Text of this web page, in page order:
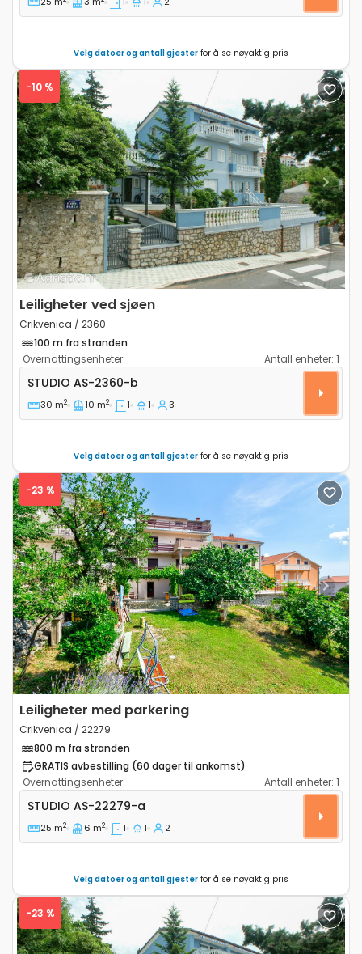
Velg datoer og antall gjester for å se nøyaktig pris
Previous Next
-10 %
Leiligheter ved sjøen
Crikvenica / 2360
100 m fra stranden
Overnattingsenheter:
Antall enheter: 1
Leilighet studio Crikvenica AS-2360-b
STUDIO AS-2360-b
30 m2 10 m2 1 1 3
Velg datoer og antall gjester for å se nøyaktig pris
Previous Next
-23 %
Leiligheter med parkering
Crikvenica / 22279
800 m fra stranden
GRATIS avbestilling (60 dager til ankomst)
Overnattingsenheter:
Antall enheter: 1
Leilighet studio Crikvenica AS-22279-a
STUDIO AS-22279-a
25 m2 6 m2 1 1 2
Velg datoer og antall gjester for å se nøyaktig pris
-23 %